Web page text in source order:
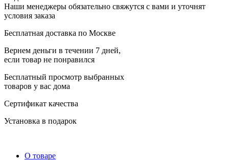
Наши менеджеры обязательно свяжутся с вами и уточнят
условия заказа
Бесплатная доставка по Москве
Вернем деньги в течении 7 дней,
если товар не понравился
Бесплатный просмотр выбранных
товаров у вас дома
Сертификат качества
Установка в подарок
О товаре